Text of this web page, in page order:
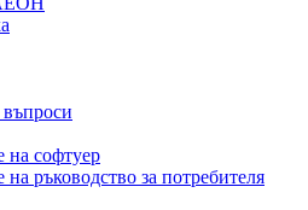
въпроси
на софтуер
на ръководство за потребителя